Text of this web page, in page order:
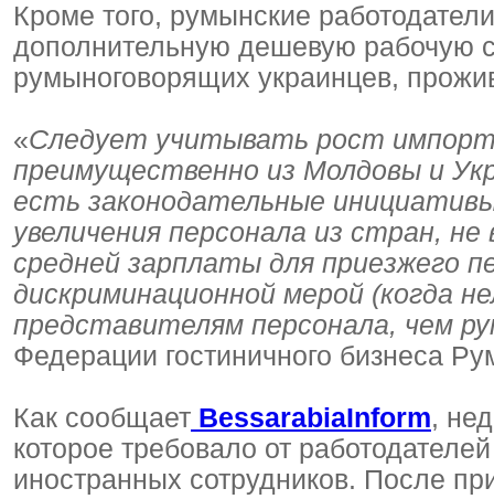
Кроме того, румынские
дополнительную дешевую рабочую
румыноговорящих украинцев,
«Следует учитывать рост
преимущественно из Молдовы и
есть законодательные
увеличения персонала из стран,
средней зарплаты для приезжего
дискриминационной мерой (когда
представителям персонала, чем
Федерации гостиничного бизнеса
Как сообщает BessarabiaInform,
которое требовало от
иностранных сотрудников. После